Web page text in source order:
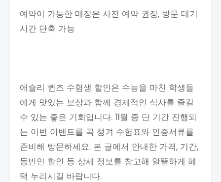
예약이 가능한 매장은 사전 예약 권장, 방문 대기
시간 단축 가능
애슐리 퀸즈 수험생 할인은 수능을 마친 학생들
에게 맛있는 보상과 함께 경제적인 식사를 즐길
수 있는 좋은 기회입니다. 11월 중 단 기간 진행되
는 이번 이벤트를 꼭 챙겨 수험표와 인증서류를
준비해 방문하세요. 본 글에서 안내한 가격, 기간,
동반인 할인 등 상세 정보를 참고해 알뜰하게 혜
택 누리시길 바랍니다.